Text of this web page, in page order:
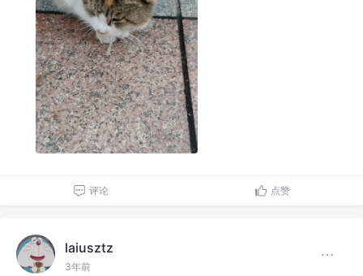
评论 点赞
laiusztz
3年前